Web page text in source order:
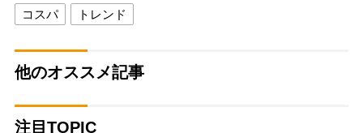
コスパ トレンド
他のオススメ記事
注目TOPIC